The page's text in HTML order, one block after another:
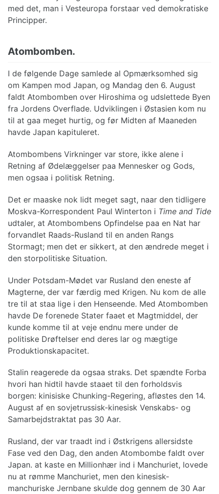
med det, man i Vesteuropa forstaar ved demokratiske
Principper.
Atombomben.
I de følgende Dage samlede al Opmærksomhed sig
om Kampen mod Japan, og Mandag den 6. August
faldt Atombomben over Hiroshima og udslettede Byen
fra Jordens Overflade. Udviklingen i Østasien kom nu
til at gaa meget hurtig, og før Midten af Maaneden
havde Japan kapituleret.
Atombombens Virkninger var store, ikke alene i
Retning af Ødelæggelser paa Mennesker og Gods,
men ogsaa i politisk Retning.
Det er maaske nok lidt meget sagt, naar den tidligere
Moskva-Korrespondent Paul Winterton i Time and Tide
udtaler, at Atombombens Opfindelse paa en Nat har
forvandlet Raads-Rusland til en anden Rangs
Stormagt; men det er sikkert, at den ændrede meget i
den storpolitiske Situation.
Under Potsdam-Mødet var Rusland den eneste af
Magterne, der var færdig med Krigen. Nu kom de alle
tre til at staa lige i den Henseende. Med Atombomben
havde De forenede Stater faaet et Magtmiddel, der
kunde komme til at veje endnu mere under de
politiske Drøftelser end deres lar og mægtige
Produktionskapacitet.
Stalin reagerede da ogsaa straks. Det spændte Forba
hvori han hidtil havde staaet til den forholdsvis
borgen: kinisiske Chunking-Regering, afløstes den 14.
August af en sovjetrussisk-kinesisk Venskabs- og
Samarbejdstraktat pas 30 Aar.
Rusland, der var traadt ind i Østkrigens allersidste
Fase ved den Dag, den anden Atombombe faldt over
Japan. at kaste en Millionhær ind i Manchuriet, lovede
nu at rømme Manchuriet, men den kinesisk-
manchuriske Jernbane skulde dog gennem de 30 Aar